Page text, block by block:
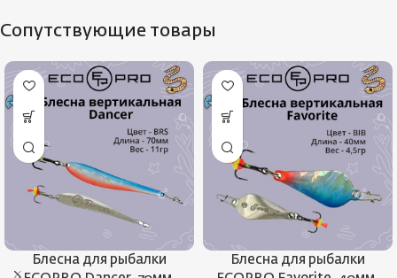
Сопутствующие товары
Блесна для рыбалки
Блесна для рыбалки